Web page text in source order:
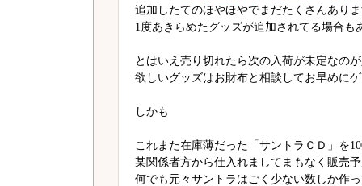
追加したてのほやほやでまだたくさんあり
1度あきらめたグッズが追加されてる場合も
とはいえ売り切れたら次の入荷が未定なの
欲しいグッズはお財布と相談してお早めに
しかも
これまた在庫薄だった「サントラＣＤ」を
某関係者方から仕入れましてまもなく販売
何でも元々サントラはごく少ない数しか作